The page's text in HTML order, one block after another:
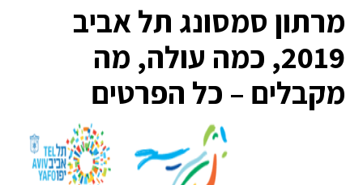
מרתון סמסונג תל אביב
2019, כמה עולה, מה
מקבלים – כל הפרטים